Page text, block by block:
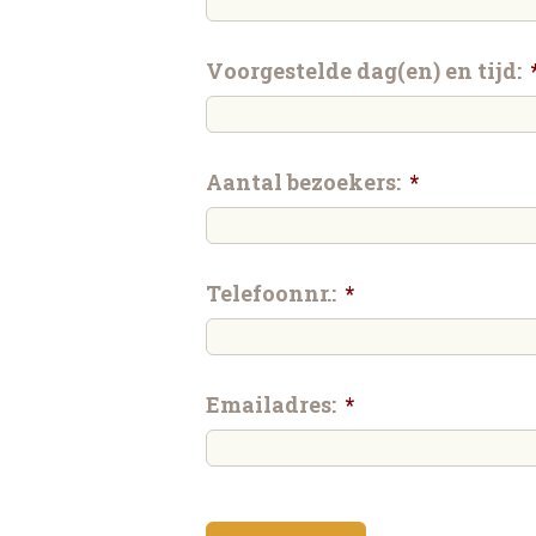
Voorgestelde dag(en) en tijd:
Aantal bezoekers: *
Telefoonnr.: *
Emailadres: *